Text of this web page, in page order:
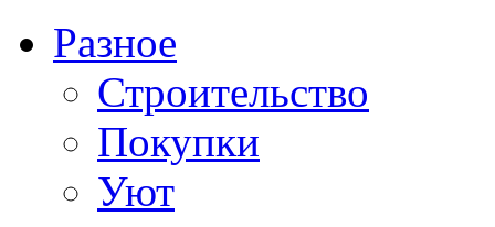
Разное
Строительство
Покупки
Уют